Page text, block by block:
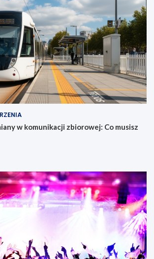
w komunikacji zbiorowej: Co musisz